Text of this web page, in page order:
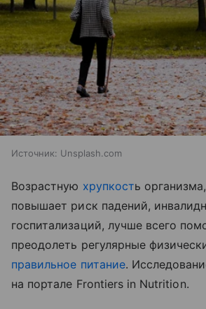
Источник: Unsplash.com
Возрастную хрупкость
повышает риск падений,
госпитализаций, лучше всего
преодолеть регулярные
правильное питание.
на портале Frontiers in Nutrition.